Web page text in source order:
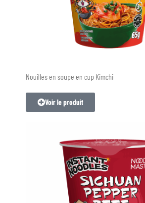
Nouilles en soupe en cup Kimchi
Voir le produit